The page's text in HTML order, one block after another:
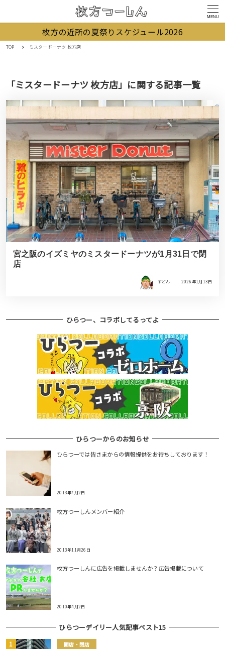
MENU
枚方の近所の夏祭りスケジュール2026
TOP ミスタードーナツ 枚方店
「ミスタードーナツ 枚方店」に関する記事一覧
宮之阪のイズミヤのミスタードーナツが1月31日で閉
店
すどん 2026年1月13日
ひらつー、コラボしてるってよ
ひらつーからのお知らせ
ひらつーでは皆さまからの情報提供をお待ちしております！
2013年7月2日
枚方つーしんメンバー紹介
2013年11月26日
枚方つーしんに広告を掲載しませんか？広告掲載について
2010年4月2日
ひらつーデイリー人気記事ベスト15
開店・閉店